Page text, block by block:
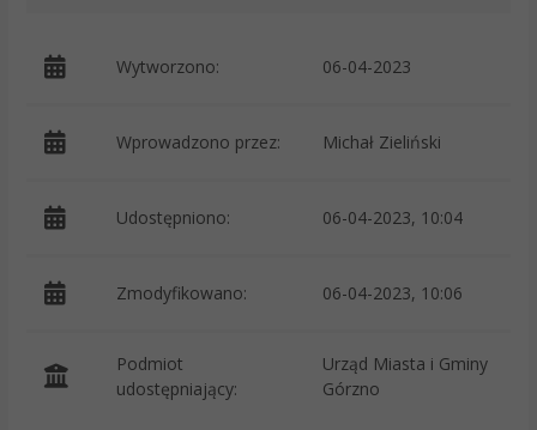
Wytworzono: 06-04-2023
Wprowadzono przez: Michał Zieliński
Udostępniono: 06-04-2023, 10:04
Zmodyfikowano: 06-04-2023, 10:06
Podmiot
udostępniający:
Urząd Miasta i Gminy
Górzno